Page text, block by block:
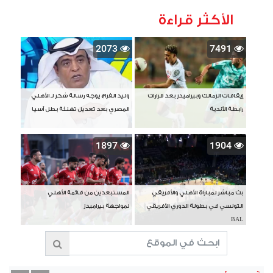
الأكثر قراءة
7491
إيقافات الزمالك وبيراميدز بعد قرارات
رابطة الأندية
2073
وليد الفراج يوجه رسالة شكر لـ الأهلي
المصري بعد تعديل تهنئة بطل آسيا
1904
بث مباشر لمباراة الأهلي والأفريقي
التونسي في بطولة الدوري الأفريقي
BAL
1897
المستبعدين من قائمة الأهلي
لمواجهة بيراميدز